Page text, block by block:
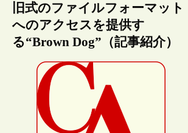
旧式のファイルフォーマット
へのアクセスを提供す
る“Brown Dog”（記事紹介）